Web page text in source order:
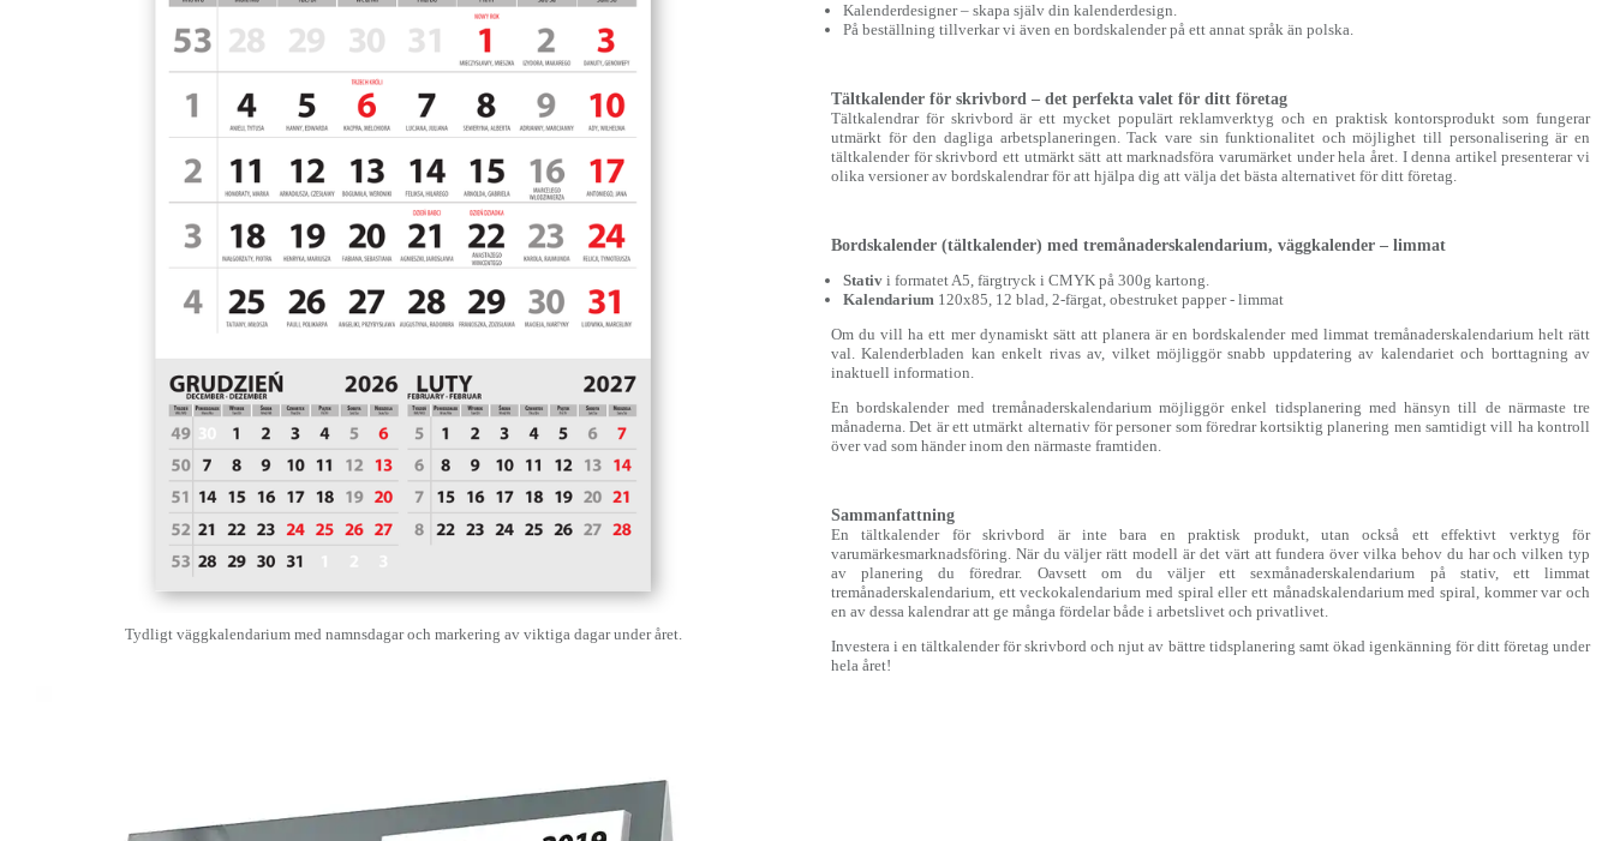
Tydligt väggkalendarium med namnsdagar och markering av viktiga dagar under året.
Kalenderdesigner – skapa själv din kalenderdesign.
På beställning tillverkar vi även en bordskalender på ett annat språk än polska.
Tältkalender för skrivbord – det perfekta valet för ditt företag
Tältkalendrar för skrivbord är ett mycket populärt reklamverktyg och en praktisk kontorsprodukt som fungerar
utmärkt för den dagliga arbetsplaneringen. Tack vare sin funktionalitet och möjlighet till personalisering är en
tältkalender för skrivbord ett utmärkt sätt att marknadsföra varumärket under hela året. I denna artikel presenterar vi
olika versioner av bordskalendrar för att hjälpa dig att välja det bästa alternativet för ditt företag.
Bordskalender (tältkalender) med tremånaderskalendarium, väggkalender – limmat
Stativ i formatet A5, färgtryck i CMYK på 300g kartong.
Kalendarium 120x85, 12 blad, 2-färgat, obestruket papper - limmat
Om du vill ha ett mer dynamiskt sätt att planera är en bordskalender med limmat tremånaderskalendarium helt rätt
val. Kalenderbladen kan enkelt rivas av, vilket möjliggör snabb uppdatering av kalendariet och borttagning av
inaktuell information.
En bordskalender med tremånaderskalendarium möjliggör enkel tidsplanering med hänsyn till de närmaste tre
månaderna. Det är ett utmärkt alternativ för personer som föredrar kortsiktig planering men samtidigt vill ha kontroll
över vad som händer inom den närmaste framtiden.
Sammanfattning
En tältkalender för skrivbord är inte bara en praktisk produkt, utan också ett effektivt verktyg för
varumärkesmarknadsföring. När du väljer rätt modell är det värt att fundera över vilka behov du har och vilken typ
av planering du föredrar. Oavsett om du väljer ett sexmånaderskalendarium på stativ, ett limmat
tremånaderskalendarium, ett veckokalendarium med spiral eller ett månadskalendarium med spiral, kommer var och
en av dessa kalendrar att ge många fördelar både i arbetslivet och privatlivet.
Investera i en tältkalender för skrivbord och njut av bättre tidsplanering samt ökad igenkänning för ditt företag under
hela året!